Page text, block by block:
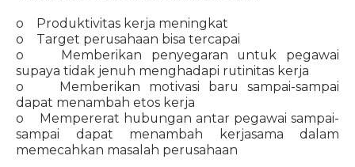
o Produktivitas kerja meningkat
o Target perusahaan bisa tercapai
o Memberikan penyegaran untuk pegawai
supaya tidak jenuh menghadapi rutinitas kerja
o Memberikan motivasi baru sampai-sampai
dapat menambah etos kerja
o Mempererat hubungan antar pegawai sampai-
sampai dapat menambah kerjasama dalam
memecahkan masalah perusahaan